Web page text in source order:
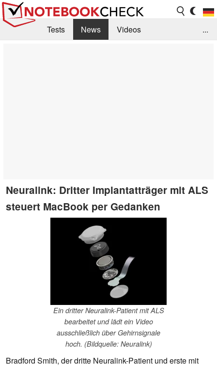
Tests News
Videos
...
Neuralink: Dritter Implantatträger mit ALS
steuert MacBook per Gedanken
Ein dritter Neuralink-Patient mit ALS
bearbeitet und lädt ein Video
ausschließlich über Gehirnsignale
hoch. (Bildquelle: Neuralink)
Bradford Smith, der dritte Neuralink-Patient und erste mit